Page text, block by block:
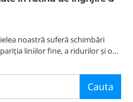
noastră suferă schimbări
liniilor fine, a ridurilor și o…
Cauta